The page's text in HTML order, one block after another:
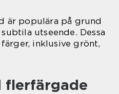
är populära på grund
utseende. Dessa
inklusive grönt,
flerfärgade